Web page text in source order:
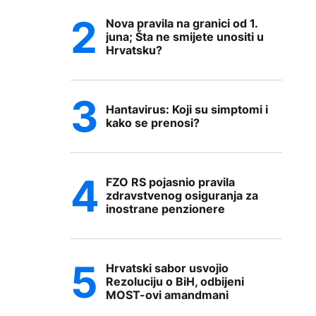
Nova pravila na granici od 1.
juna; Šta ne smijete unositi u
Hrvatsku?
Hantavirus: Koji su simptomi i
kako se prenosi?
FZO RS pojasnio pravila
zdravstvenog osiguranja za
inostrane penzionere
Hrvatski sabor usvojio
Rezoluciju o BiH, odbijeni
MOST-ovi amandmani